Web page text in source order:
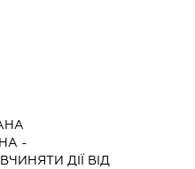
-
ВЧИНЯТИ ДІЇ ВІД